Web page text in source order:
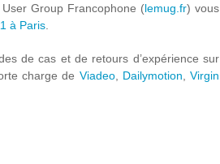
Group Francophone (lemug.fr) vous
à Paris
de cas et de retours d’expérience sur
charge de Viadeo, Dailymotion
Virgin